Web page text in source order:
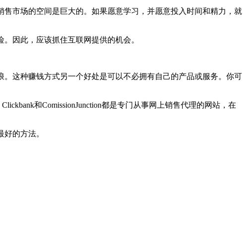
市场的空间是巨大的。如果愿意学习，并愿意投入时间和精力，就
因此，应该抓住互联网提供的机会。
这种赚钱方式另一个好处是可以不必拥有自己的产品或服务。你可
和ComissionJunction都是专门从事网上销售代理的网站，在
的方法。